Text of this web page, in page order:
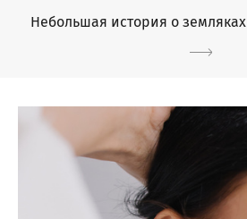
Небольшая история о